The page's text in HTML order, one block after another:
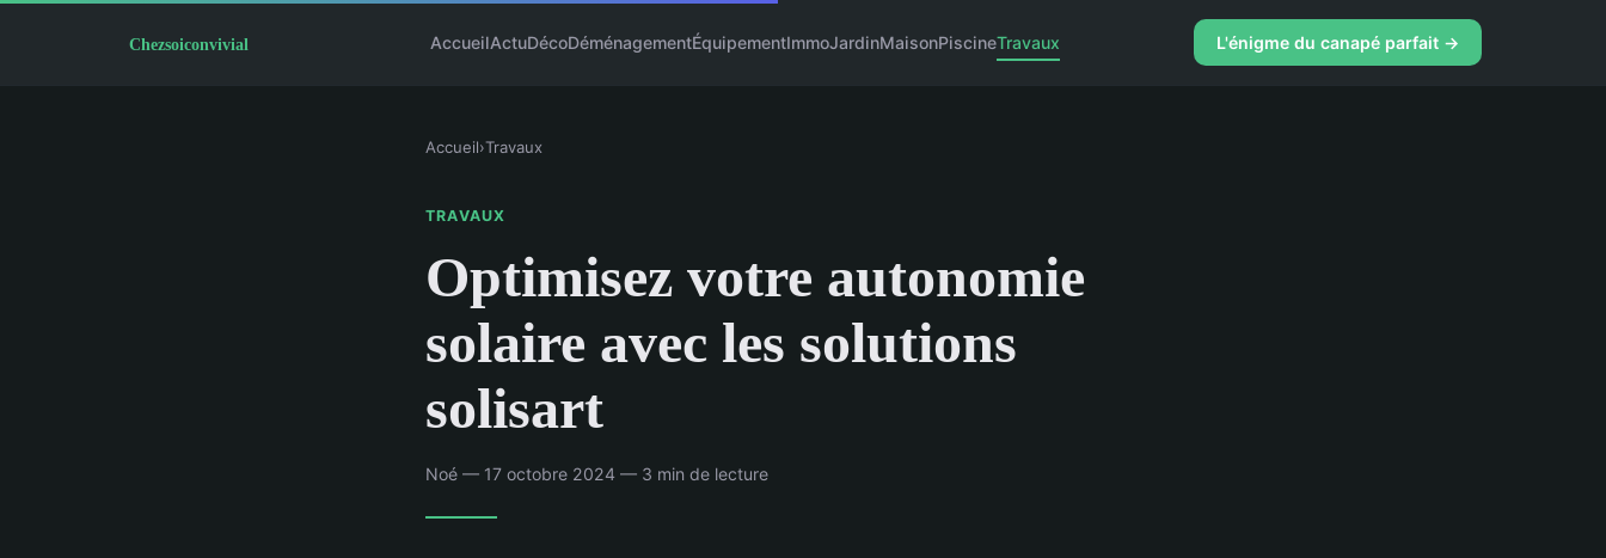
AccueilActuDécoDéménagementÉquipementImmoJardinMaisonPiscineTravaux L'énigme du canapé parfait →
Accueil›Travaux
TRAVAUX
Optimisez votre autonomie
solaire avec les solutions
solisart
Noé — 17 octobre 2024 — 3 min de lecture